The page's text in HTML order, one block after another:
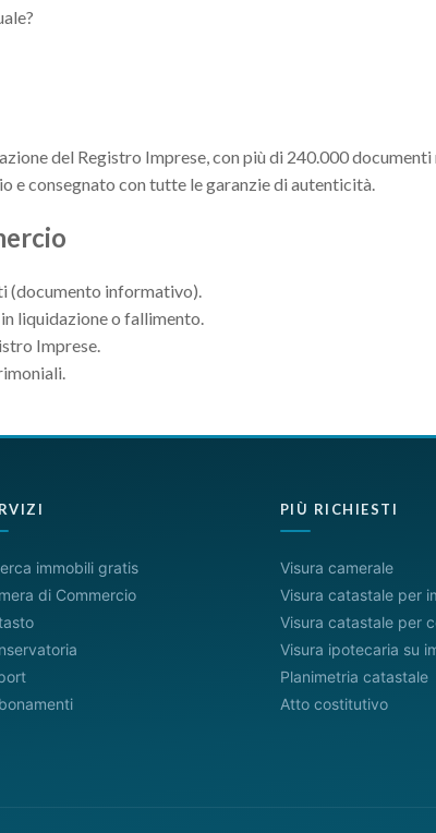
del Registro Imprese, con più di 240.000
e consegnato con tutte le garanzie di autenticità.
(documento informativo).
liquidazione o fallimento.
Imprese.
immobili gratis
di Commercio
PIÙ RICHIESTI
Visura camerale
Visura catastale per
Visura catastale per
Visura ipotecaria su
Planimetria catastale
Atto costitutivo